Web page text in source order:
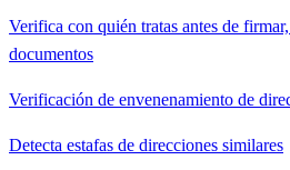
Verifica con quién tratas antes de
documentos
Verificación de envenenamiento de
Detecta estafas de direcciones similares